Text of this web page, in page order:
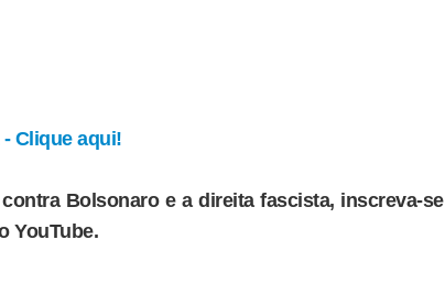
Clique aqui!
Bolsonaro e a direita fascista, inscreva-se
YouTube.